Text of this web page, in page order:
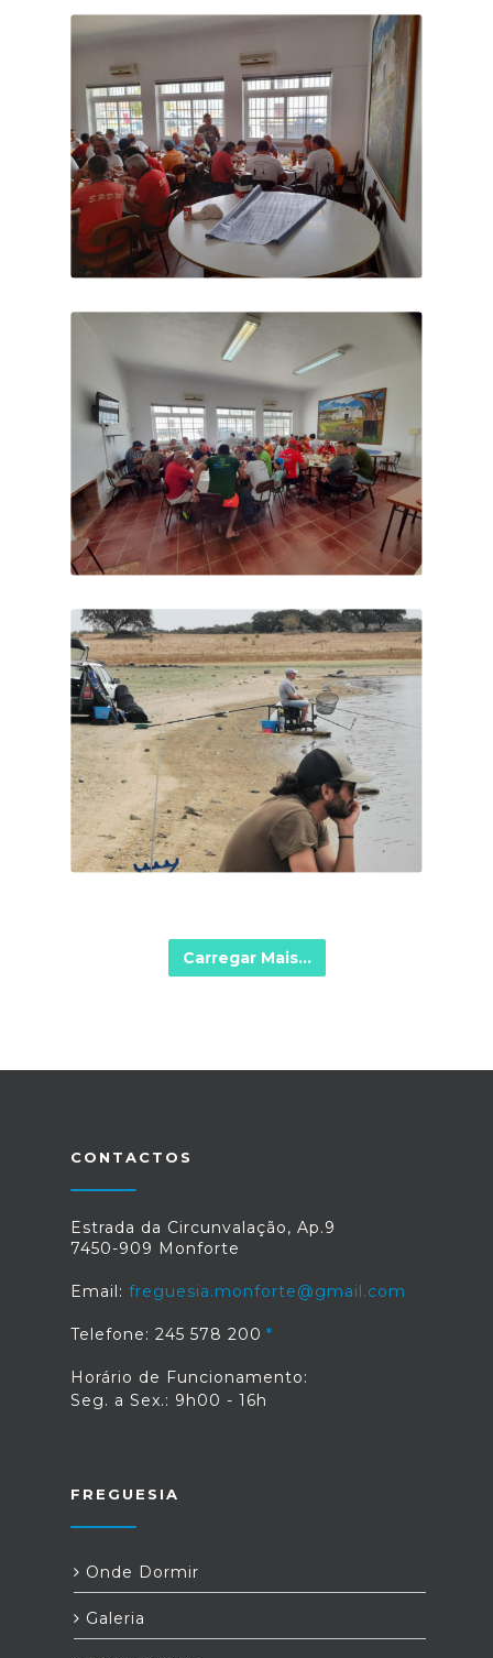
Carregar Mais...
CONTACTOS
Estrada da Circunvalação, Ap.9
7450-909 Monforte
Email: freguesia.monforte@gmail.com
Telefone: 245 578 200
Horário de Funcionamento:
Seg. a Sex.: 9h00 - 16h
FREGUESIA
Onde Dormir
Galeria